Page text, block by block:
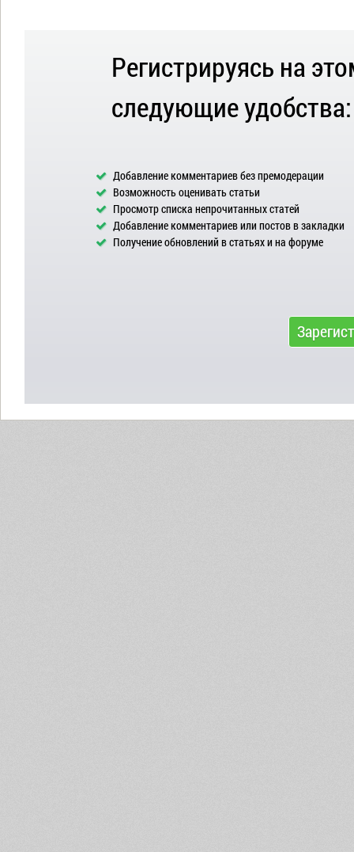
Регистрируясь на
следующие удобства:
Добавление комментариев без премодерации
Возможность оценивать статьи
Просмотр списка непрочитанных статей
Добавление комментариев или постов в закладки
Получение обновлений в статьях и на форуме